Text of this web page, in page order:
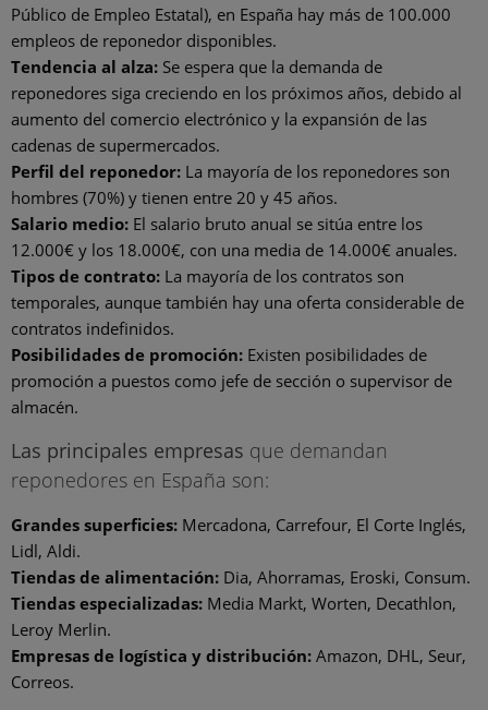
Público de Empleo Estatal), en España hay más de 100.000
empleos de reponedor disponibles.
Tendencia al alza: Se espera que la demanda de
reponedores siga creciendo en los próximos años, debido al
aumento del comercio electrónico y la expansión de las
cadenas de supermercados.
Perfil del reponedor: La mayoría de los reponedores son
hombres (70%) y tienen entre 20 y 45 años.
Salario medio: El salario bruto anual se sitúa entre los
12.000€ y los 18.000€, con una media de 14.000€ anuales.
Tipos de contrato: La mayoría de los contratos son
temporales, aunque también hay una oferta considerable de
contratos indefinidos.
Posibilidades de promoción: Existen posibilidades de
promoción a puestos como jefe de sección o supervisor de
almacén.
Las principales empresas que demandan
reponedores en España son:
Grandes superficies: Mercadona, Carrefour, El Corte Inglés,
Lidl, Aldi.
Tiendas de alimentación: Dia, Ahorramas, Eroski, Consum.
Tiendas especializadas: Media Markt, Worten, Decathlon,
Leroy Merlin.
Empresas de logística y distribución: Amazon, DHL, Seur,
Correos.